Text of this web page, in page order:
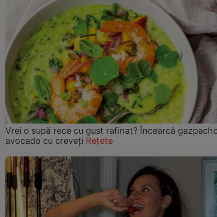
Vrei o supă rece cu gust rafinat? Încearcă
avocado cu creveți Rețete